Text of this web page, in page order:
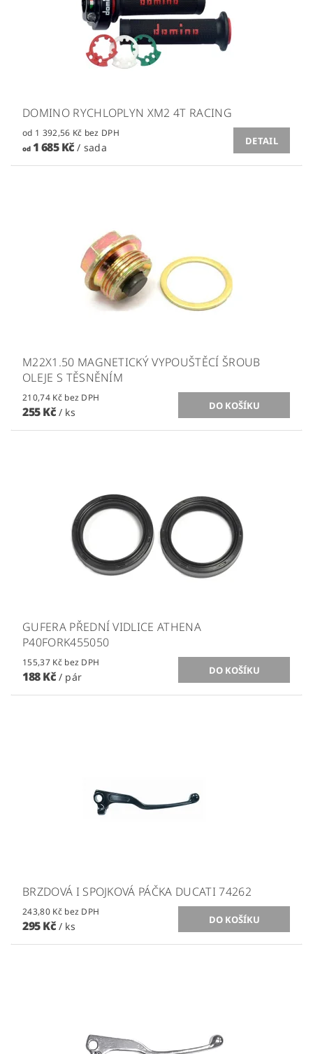
DOMINO RYCHLOPLYN XM2 4T RACING
od 1 392,56 Kč bez DPH
od1 685 Kč/ sada
DETAIL
M22X1.50 MAGNETICKÝ VYPOUŠTĚCÍ ŠROUB
OLEJE S TĚSNĚNÍM
210,74 Kč bez DPH
255 Kč / ks
GUFERA PŘEDNÍ VIDLICE ATHENA
P40FORK455050
155,37 Kč bez DPH
188 Kč / pár
BRZDOVÁ I SPOJKOVÁ PÁČKA DUCATI 74262
243,80 Kč bez DPH
295 Kč / ks